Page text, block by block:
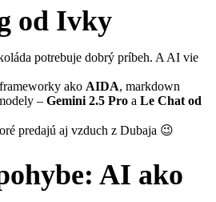
od Ivky
potrebuje dobrý príbeh. A AI vie
ako AIDA, markdown
– Gemini 2.5 Pro a Le Chat od
predajú aj vzduch z Dubaja 😉
AI ako